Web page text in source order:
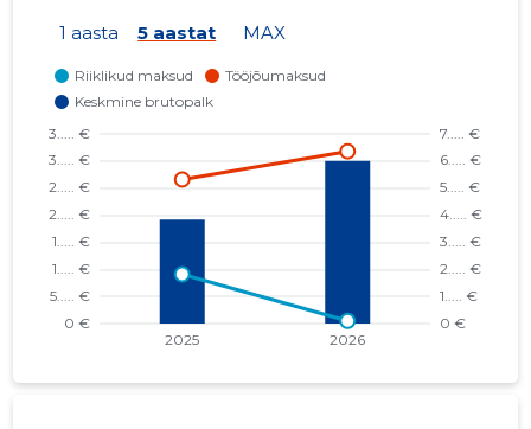
1 aasta 5 aastat MAX